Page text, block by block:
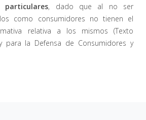
, dado que al no ser
como consumidores no tienen el
relativa a los mismos (Texto
para la Defensa de Consumidores y